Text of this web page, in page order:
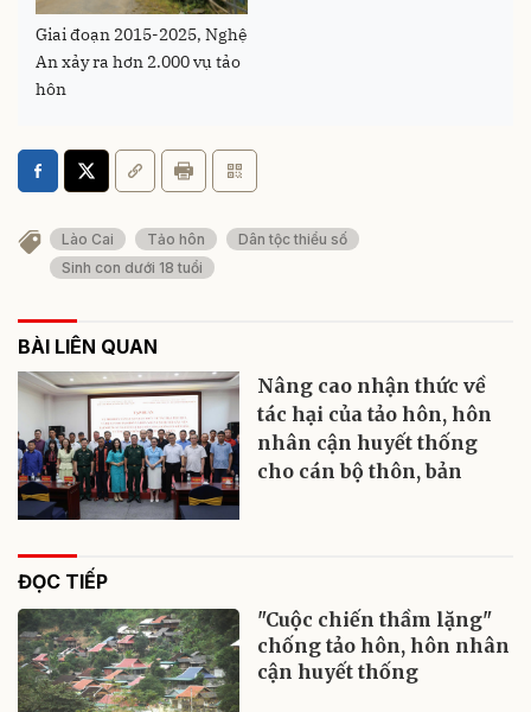
Giai đoạn 2015-2025, Nghệ
An xảy ra hơn 2.000 vụ tảo
hôn
Lào Cai Tảo hôn
Dân tộc thiểu số
Sinh con dưới 18 tuổi
BÀI LIÊN QUAN
Nâng cao nhận thức về
tác hại của tảo hôn, hôn
nhân cận huyết thống
cho cán bộ thôn, bản
ĐỌC TIẾP
"Cuộc chiến thầm lặng"
chống tảo hôn, hôn nhân
cận huyết thống